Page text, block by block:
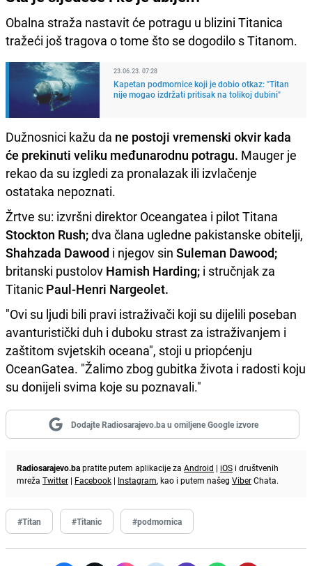
Obalna straža nastavit će potragu u blizini Titanica
tražeći još tragova o tome što se dogodilo s Titanom.
23.06.23. 07:28
Kapetan podmornice koji je dobio otkaz: "Titan
nije mogao izdržati pritisak na tolikoj dubini"
Dužnosnici kažu da ne postoji vremenski okvir kada
će prekinuti veliku međunarodnu potragu. Mauger je
rekao da su izgledi za pronalazak ili izvlačenje
ostataka nepoznati.
Žrtve su: izvršni direktor Oceangatea i pilot Titana
Stockton Rush;dva člana ugledne pakistanske obitelji,
Shahzada Dawood i njegov sin Suleman Dawood;
britanski pustolov Hamish Harding; i stručnjak za
Titanic Paul-Henri Nargeolet.
"Ovi su ljudi bili pravi istraživači koji su dijelili poseban
avanturistički duh i duboku strast za istraživanjem i
zaštitom svjetskih oceana", stoji u priopćenju
OceanGatea. "Žalimo zbog gubitka života i radosti koju
su donijeli svima koje su poznavali."
Dodajte Radiosarajevo.ba u omiljene Google izvore
Radiosarajevo.bapratite putem aplikacije za Android | iOS i društvenih
mreža Twitter | Facebook | Instagram, kao i putem našeg ViberChata.
#Titan #Titanic #podmornica